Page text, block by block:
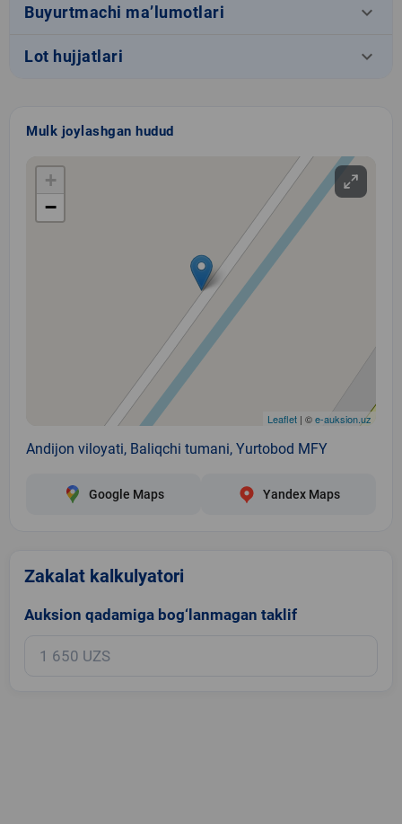
Buyurtmachi ma’lumotlari keyboard_arrow_down
Lot hujjatlari keyboard_arrow_down
Mulk joylashgan hudud
+
−
Leaflet | ©e-auksion.uz
Andijon viloyati, Baliqchi tumani, Yurtobod MFY
Google Maps Yandex Maps
Zakalat kalkulyatori
Auksion qadamiga bog‘lanmagan taklif